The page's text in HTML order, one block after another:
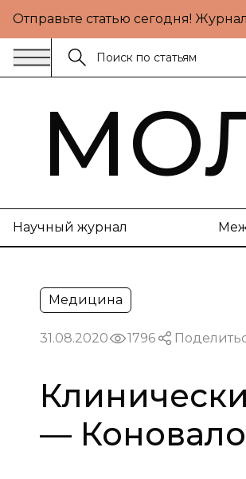
Отправьте статью сегодня!
Научный журнал
Медицина
31.08.2020 1796
—